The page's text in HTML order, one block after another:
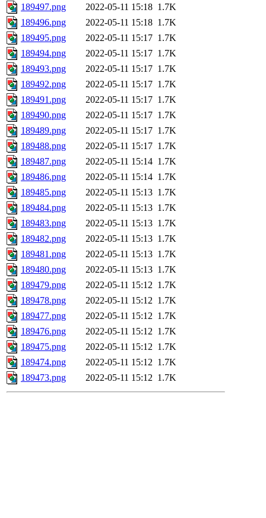
189497.png
2022-05-11 15:18 1.7K
189496.png
2022-05-11 15:18 1.7K
189495.png
2022-05-11 15:17 1.7K
189494.png
2022-05-11 15:17 1.7K
189493.png
2022-05-11 15:17 1.7K
189492.png
2022-05-11 15:17 1.7K
189491.png
2022-05-11 15:17 1.7K
189490.png
2022-05-11 15:17 1.7K
189489.png
2022-05-11 15:17 1.7K
189488.png
2022-05-11 15:17 1.7K
189487.png
2022-05-11 15:14 1.7K
189486.png
2022-05-11 15:14 1.7K
189485.png
2022-05-11 15:13 1.7K
189484.png
2022-05-11 15:13 1.7K
189483.png
2022-05-11 15:13 1.7K
189482.png
2022-05-11 15:13 1.7K
189481.png
2022-05-11 15:13 1.7K
189480.png
2022-05-11 15:13 1.7K
189479.png
2022-05-11 15:12 1.7K
189478.png
2022-05-11 15:12 1.7K
189477.png
2022-05-11 15:12 1.7K
189476.png
2022-05-11 15:12 1.7K
189475.png
2022-05-11 15:12 1.7K
189474.png
2022-05-11 15:12 1.7K
189473.png
2022-05-11 15:12 1.7K